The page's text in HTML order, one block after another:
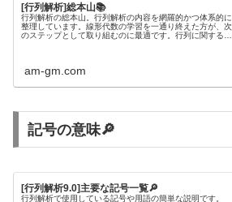
[行列解析]総本山📚
行列解析の総本山。行列解析の内容を網羅的かつ体系的に
整理しています。線形代数の学習を一通り終えた方が、次
のステップとして取り組むのに最適です。行列に関する不
am-gm.com
記号の意味🔎
[行列解析9.0]主要な記号一覧🔎
行列解析で使用している記号や用語の簡単な説明です。